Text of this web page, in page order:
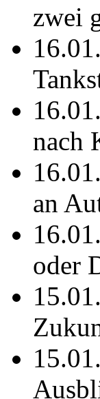
zwei
nach
an
oder